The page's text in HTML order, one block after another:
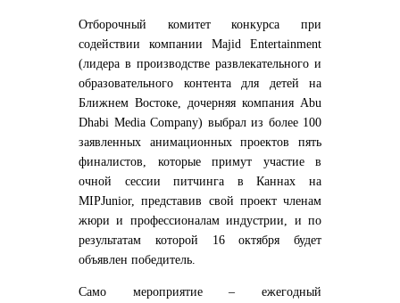
Отборочный комитет конкурса при
содействии компании Majid Entertainment
(лидера в производстве развлекательного и
образовательного контента для детей на
Ближнем Востоке, дочерняя компания Abu
Dhabi Media Company) выбрал из более 100
заявленных анимационных проектов пять
финалистов, которые примут участие в
очной сессии питчинга в Каннах на
MIPJunior, представив свой проект членам
жюри и профессионалам индустрии, и по
результатам которой 16 октября будет
объявлен победитель.
Само мероприятие – ежегодный